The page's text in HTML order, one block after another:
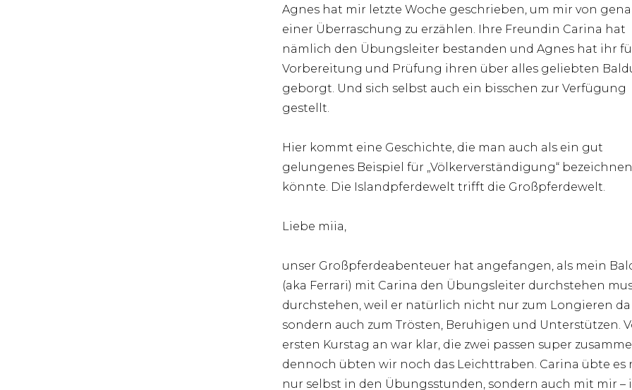
Agnes hat mir letzte Woche geschrieben, um mir von
einer Überraschung zu erzählen. Ihre Freundin Carina hat
nämlich den Übungsleiter bestanden und Agnes hat ihr
Vorbereitung und Prüfung ihren über alles geliebten
geborgt. Und sich selbst auch ein bisschen zur Verfügung
gestellt.
Hier kommt eine Geschichte, die man auch als ein gut
gelungenes Beispiel für „Völkerverständigung“ bezeichnen
könnte. Die Islandpferdewelt trifft die Großpferdewelt.
Liebe miia,
unser Großpferdeabenteuer hat angefangen, als mein
(aka Ferrari) mit Carina den Übungsleiter durchstehen
durchstehen, weil er natürlich nicht nur zum Longieren da
sondern auch zum Trösten, Beruhigen und Unterstützen.
ersten Kurstag an war klar, die zwei passen super
dennoch übten wir noch das Leichttraben. Carina übte es
nur selbst in den Übungsstunden, sondern auch mit mir –